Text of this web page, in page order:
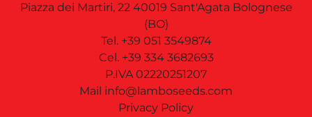
Piazza dei Martiri, 22 40019 Sant'Agata Bolognese
(BO)
Tel. +39 051 3549874
Cel. +39 334 3682693
P.IVA 02220251207
Mail info@lamboseeds.com
Privacy Policy